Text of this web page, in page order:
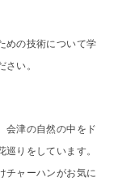
めの技術について学
い。
会津の自然の中をド
りをしています。
チャーハンがお気に